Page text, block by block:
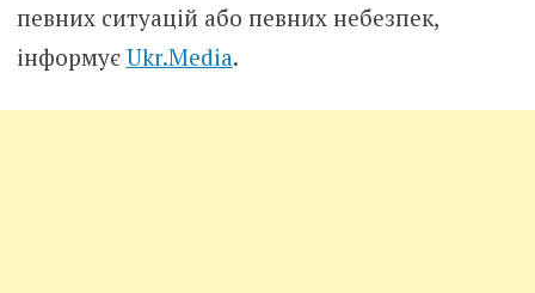
певних ситуацій або певних небезпек,
інформує Ukr.Media.